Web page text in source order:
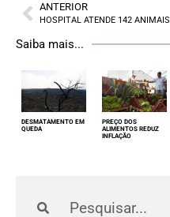
ANTERIOR
HOSPITAL ATENDE 142 ANIMAIS
Saiba mais...
DESMATAMENTO EM
QUEDA
PREÇO DOS
ALIMENTOS REDUZ
INFLAÇÃO